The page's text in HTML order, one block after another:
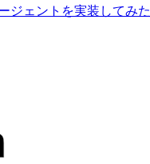
ジェントを実装してみた